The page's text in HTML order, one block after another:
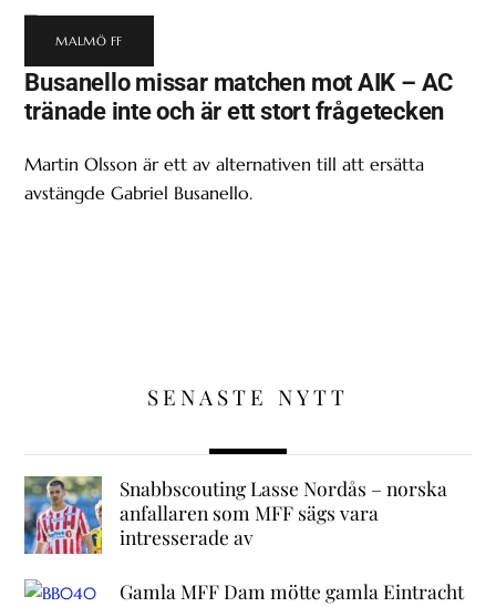
MALMÖ FF
Busanello missar matchen mot AIK – AC
tränade inte och är ett stort frågetecken
Martin Olsson är ett av alternativen till att ersätta
avstängde Gabriel Busanello.
SENASTE NYTT
Snabbscouting Lasse Nordås – norska
anfallaren som MFF sägs vara
intresserade av
Gamla MFF Dam mötte gamla Eintracht